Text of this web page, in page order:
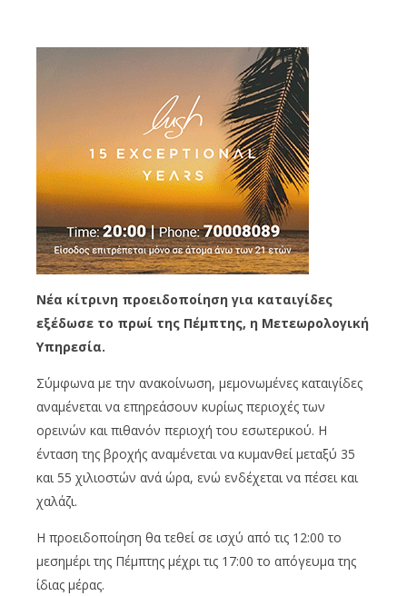
Νέα κίτρινη προειδοποίηση για καταιγίδες
εξέδωσε το πρωί της Πέμπτης, η Μετεωρολογική
Υπηρεσία.
Σύμφωνα με την ανακοίνωση, μεμονωμένες καταιγίδες
αναμένεται να επηρεάσουν κυρίως περιοχές των
ορεινών και πιθανόν περιοχή του εσωτερικού. Η
ένταση της βροχής αναμένεται να κυμανθεί μεταξύ 35
και 55 χιλιοστών ανά ώρα, ενώ ενδέχεται να πέσει και
χαλάζι.
Η προειδοποίηση θα τεθεί σε ισχύ από τις 12:00 το
μεσημέρι της Πέμπτης μέχρι τις 17:00 το απόγευμα της
ίδιας μέρας.